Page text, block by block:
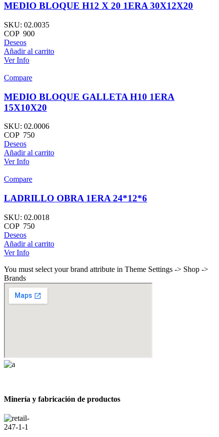
MEDIO BLOQUE H12 X 20 1ERA 30X12X20
SKU: 02.0035
COP 900
Deseos
Añadir al carrito
Ver Info
Compare
MEDIO BLOQUE GALLETA H10 1ERA
15X10X20
SKU: 02.0006
COP 750
Deseos
Añadir al carrito
Ver Info
Compare
LADRILLO OBRA 1ERA 24*12*6
SKU: 02.0018
COP 750
Deseos
Añadir al carrito
Ver Info
You must select your brand attribute in Theme Settings -> Shop ->
Brands
Minería y fabricación de productos